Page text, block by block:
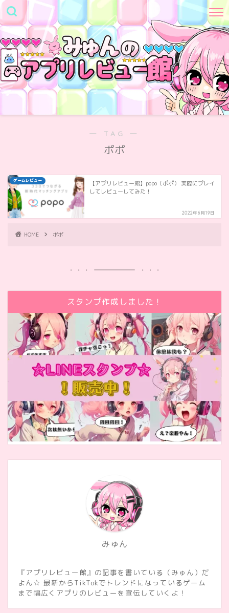
― TAG ―
ポポ
ゲームレビュー
【アプリレビュー館】popo（ポポ） 実際にプレイ
してレビューしてみた！
2022年6月19日
HOME ポポ
スタンプ作成しました！
みゅん
『アプリレビュー館』の記事を書いている（みゅん）だ
よん☆ 最新からTikTokでトレンドになっているゲーム
まで幅広くアプリのレビューを宣伝していくよ！